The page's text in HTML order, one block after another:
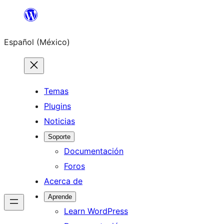
Saltar
contenido
Español (México)
Temas
Plugins
Noticias
Soporte
Documentación
Foros
Acerca de
Aprende
Learn WordPress